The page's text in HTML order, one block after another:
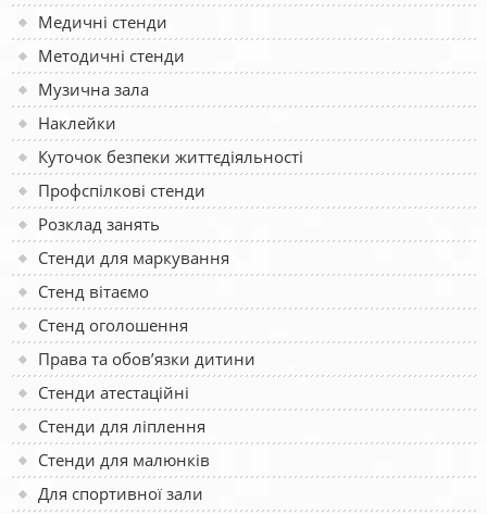
Медичні стенди
Методичні стенди
Музична зала
Наклейки
Куточок безпеки життєдіяльності
Профспілкові стенди
Розклад занять
Стенди для маркування
Стенд вітаємо
Стенд оголошення
Права та обов’язки дитини
Стенди атестаційні
Стенди для ліплення
Стенди для малюнків
Для спортивної зали